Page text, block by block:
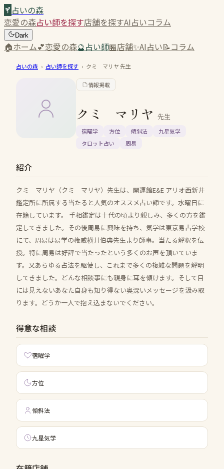
占いの森
恋愛の森占い師を探す店舗を探すAI占いコラム
Dark
🏠ホーム💕恋愛の森🔮占い師🏪店舗✨AI占い📝コラム
占いの森 › 占い師を探す › クミ マリヤ先生
情報掲載
クミ マリヤ 先生
宿曜学 方位 傾斜法
九星気学
タロット占い
周易
紹介
クミ マリヤ（クミ マリヤ）先生は、開運館E&E アリオ西新井
鑑定所に所属する当たると人気のオススメ占い師です。水曜日に
在籍しています。 手相鑑定は十代の頃より親しみ、多くの方を鑑
定してきました。その後周易に興味を持ち、気学は東京易占学校
にて、周易は易学の権威横井伯典先生より師事。当たる解釈を伝
授。特に周易は好評で当たったという多くのお声を頂いていま
す。又あらゆる占法を駆使し、これまで多くの複雑な問題を解明
してきました。どんな相談事にも親身に耳を傾けます。そして目
には見えないあなた自身も知り得ない奥深いメッセージを汲み取
ります。どうか一人で抱え込まないでください。
得意な相談
宿曜学
方位
傾斜法
九星気学